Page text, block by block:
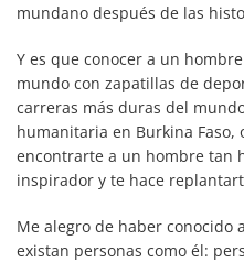
mundano después de las
Y es que conocer a un
mundo con zapatillas de
carreras más duras del
humanitaria en Burkina Faso,
encontrarte a un hombre tan
inspirador y te hace
Me alegro de haber conocido
existan personas como él: